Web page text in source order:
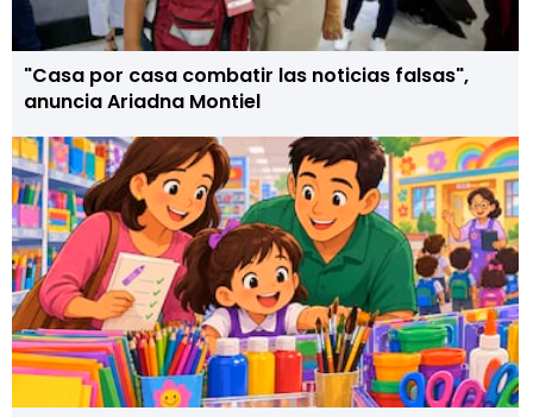
"Casa por casa combatir las noticias falsas",
anuncia Ariadna Montiel